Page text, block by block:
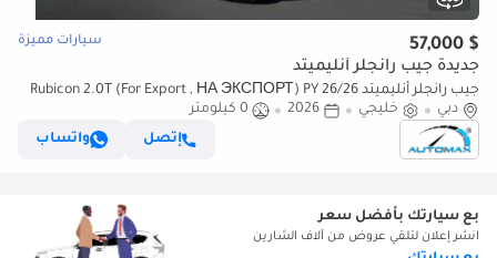
$ 57,000 سيارات مميزة
جديدة جيب رانجلر أنليميتد
جيب رانجلر أنليميتد Rubicon 2.0T (For Export , НА ЭКСПОРТ) PY 26/26
XTREME 4x4 GCC Без пробега
دبي خليجي 2026
0 كيلومتر
إتصل
واتساب
بع سيارتك بأفضل سعر
انشر إعلان لتلقي عروض من آلاف الشارين